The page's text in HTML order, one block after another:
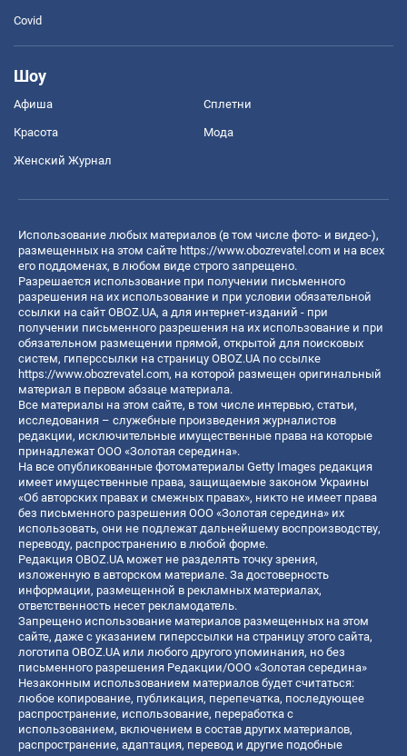
Covid
Шоу
Афиша Сплетни
Красота Мода
Женский Журнал
Использование любых материалов (в том числе фото- и видео-),
размещенных на этом сайте https://www.obozrevatel.com и на всех
его поддоменах, в любом виде строго запрещено.
Разрешается использование при получении письменного
разрешения на их использование и при условии обязательной
ссылки на сайт OBOZ.UA, а для интернет-изданий - при
получении письменного разрешения на их использование и при
обязательном размещении прямой, открытой для поисковых
систем, гиперссылки на страницу OBOZ.UA по ссылке
https://www.obozrevatel.com, на которой размещен оригинальный
материал в первом абзаце материала.
Все материалы на этом сайте, в том числе интервью, статьи,
исследования – служебные произведения журналистов
редакции, исключительные имущественные права на которые
принадлежат ООО «Золотая середина».
На все опубликованные фотоматериалы Getty Images редакция
имеет имущественные права, защищаемые законом Украины
«Об авторских правах и смежных правах», никто не имеет права
без письменного разрешения ООО «Золотая середина» их
использовать, они не подлежат дальнейшему воспроизводству,
переводу, распространению в любой форме.
Редакция OBOZ.UA может не разделять точку зрения,
изложенную в авторском материале. За достоверность
информации, размещенной в рекламных материалах,
ответственность несет рекламодатель.
Запрещено использование материалов размещенных на этом
сайте, даже с указанием гиперссылки на страницу этого сайта,
логотипа OBOZ.UA или любого другого упоминания, но без
письменного разрешения Редакции/ООО «Золотая середина»
Незаконным использованием материалов будет считаться:
любое копирование, публикация, перепечатка, последующее
распространение, использование, переработка с
использованием, включением в состав других материалов,
распространение, адаптация, перевод и другие подобные